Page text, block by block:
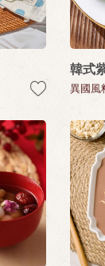
韓式
異國風